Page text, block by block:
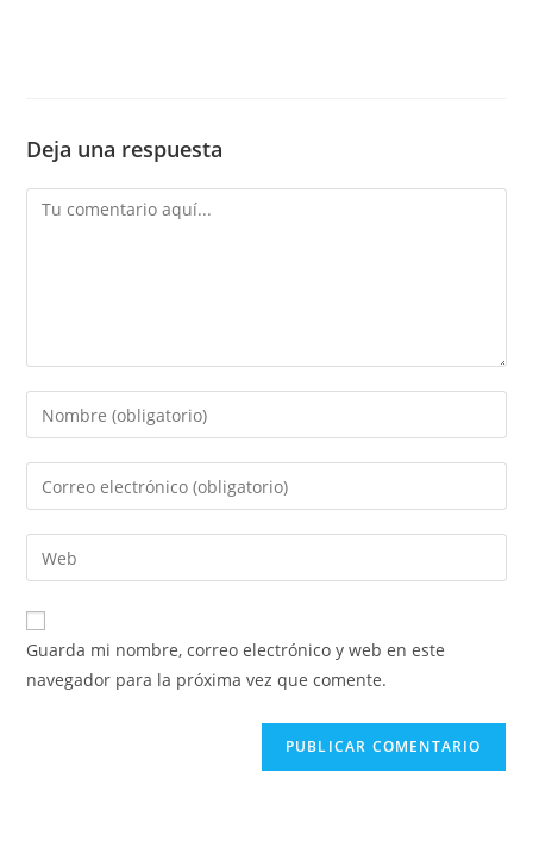
Deja una respuesta
Guarda mi nombre, correo electrónico y web en este
navegador para la próxima vez que comente.